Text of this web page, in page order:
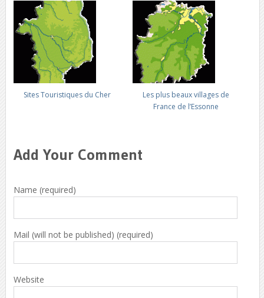
Sites Touristiques du Cher
Les plus beaux villages de
France de l’Essonne
Add Your Comment
Name (required)
Mail (will not be published) (required)
Website